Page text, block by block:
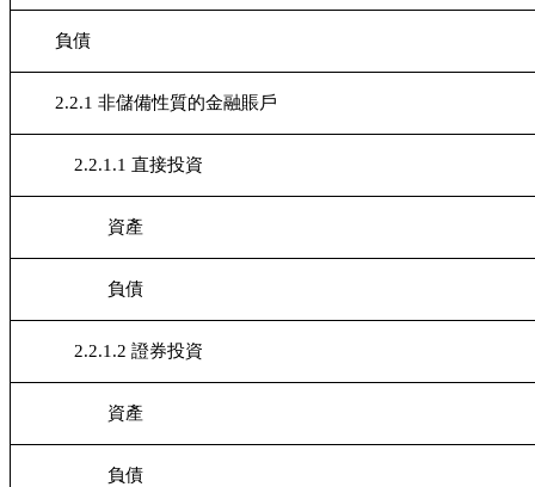
負債
2.2.1 非儲備性質的金融賬戶
2.2.1.1 直接投資
資產
負債
2.2.1.2 證券投資
資產
負債